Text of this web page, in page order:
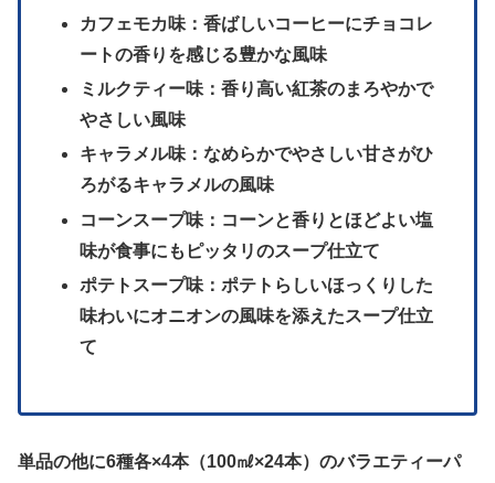
カフェモカ味：香ばしいコーヒーにチョコレ
ートの香りを感じる豊かな風味
ミルクティー味：香り高い紅茶のまろやかで
やさしい風味
キャラメル味：なめらかでやさしい甘さがひ
ろがるキャラメルの風味
コーンスープ味：コーンと香りとほどよい塩
味が食事にもピッタリのスープ仕立て
ポテトスープ味：ポテトらしいほっくりした
味わいにオニオンの風味を添えたスープ仕立
て
単品の他に6種各×4本（100㎖×24本）のバラエティーパ